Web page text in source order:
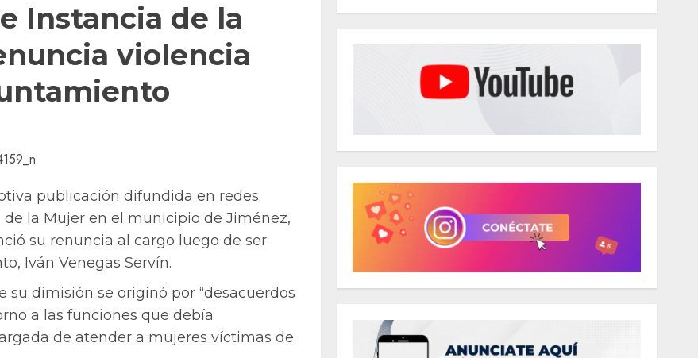
Instancia de la
violencia
publicación difundida en redes
la Mujer en el municipio de Jiménez,
su renuncia al cargo luego de ser
Iván Venegas Servín.
su dimisión se originó por “desacuerdos
a las funciones que debía
de atender a mujeres víctimas de